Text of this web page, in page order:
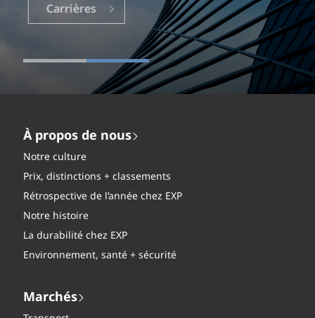
Carrières
À propos de nous
Notre culture
Prix, distinctions + classements
Rétrospective de l’année chez EXP
Notre histoire
La durabilité chez EXP
Environnement, santé + sécurité
Marchés